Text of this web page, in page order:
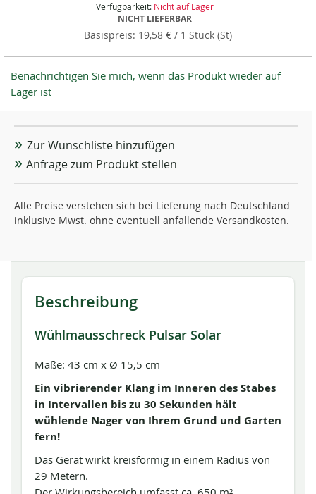
19,58 € / 1 Stück (St)
Verfügbarkeit: Nicht auf Lager
NICHT LIEFERBAR
Benachrichtigen Sie mich, wenn das Produkt wieder auf
Lager ist
Zur Wunschliste hinzufügen
Anfrage zum Produkt stellen
Alle Preise verstehen sich bei Lieferung nach Deutschland
inklusive Mwst. ohne eventuell anfallende Versandkosten.
Beschreibung
Wühlmausschreck Pulsar Solar
Maße: 43 cm x Ø 15,5 cm
Ein vibrierender Klang im Inneren des Stabes
in Intervallen bis zu 30 Sekunden hält
wühlende Nager von Ihrem Grund und Garten
fern!
Das Gerät wirkt kreisförmig in einem Radius von
29 Metern.